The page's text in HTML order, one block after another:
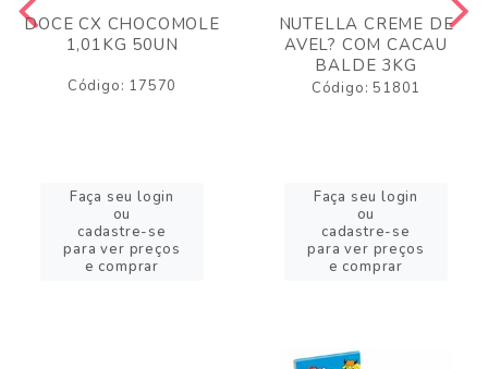
DOCE CX CHOCOMOLE
1,01KG 50UN
Código: 17570
Faça seu login
ou
cadastre-se
para ver preços
e comprar
NUTELLA CREME DE
AVEL? COM CACAU
BALDE 3KG
Código: 51801
Faça seu login
ou
cadastre-se
para ver preços
e comprar